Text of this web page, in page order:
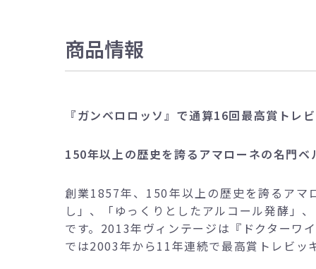
商品情報
『ガンベロロッソ』で通算16回最高賞トレ
150年以上の歴史を誇るアマローネの名門
創業1857年、150年以上の歴史を誇るア
し」、「ゆっくりとしたアルコール発酵」
です。2013年ヴィンテージは『ドクターワ
では2003年から11年連続で最高賞トレビッ